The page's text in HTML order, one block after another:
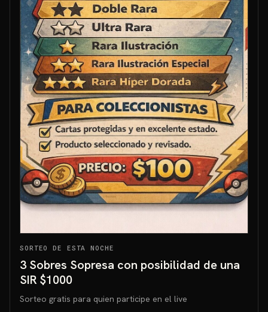
SORTEO DE ESTA NOCHE
3 Sobres Sopresa con posibilidad de una
SIR $1000
Sorteo gratis para quien participe en el live